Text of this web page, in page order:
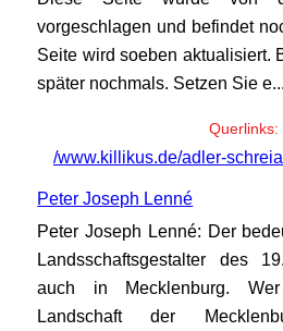
vorgeschlagen und befindet
Seite wird soeben aktualisiert.
später nochmals. Setzen Sie e...
Querlinks:
/www.killikus.de/adler-
Peter Joseph Lenné
Peter Joseph Lenné: Der
Landsschaftsgestalter des
auch in Mecklenburg.
Landschaft der